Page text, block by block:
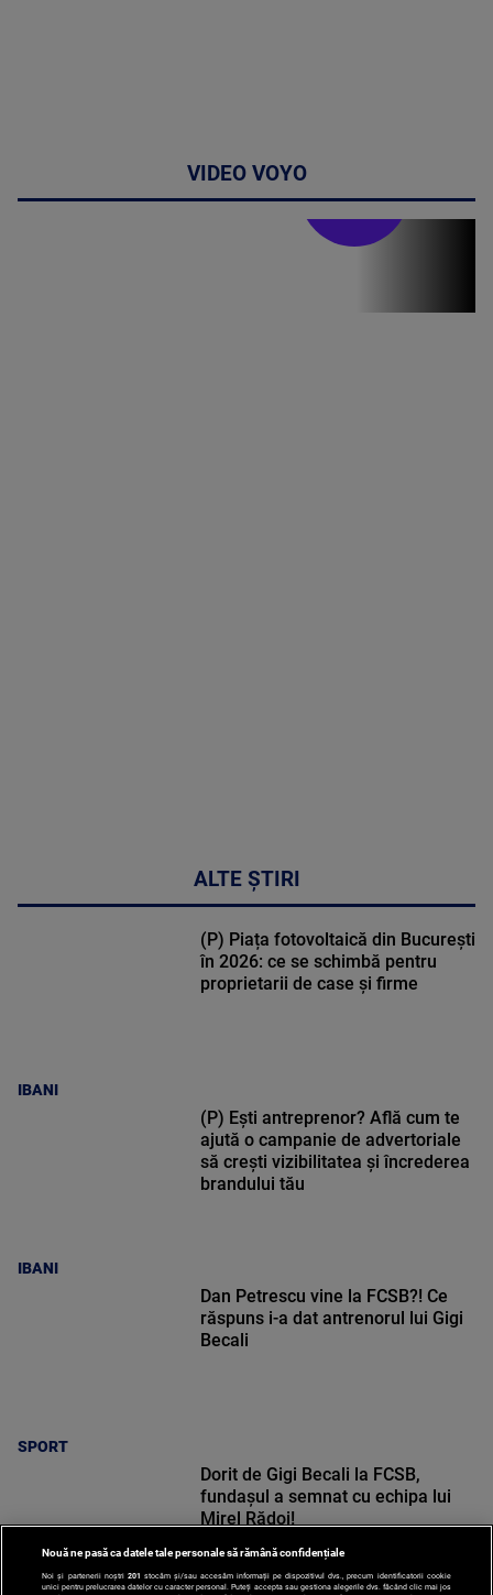
VIDEO VOYO
ALTE ȘTIRI
IBANI
(P) Piața fotovoltaică din București
în 2026: ce se schimbă pentru
proprietarii de case și firme
IBANI
(P) Ești antreprenor? Află cum te
ajută o campanie de advertoriale
să crești vizibilitatea și încrederea
brandului tău
SPORT
Dan Petrescu vine la FCSB?! Ce
răspuns i-a dat antrenorul lui Gigi
Becali
Dorit de Gigi Becali la FCSB,
fundașul a semnat cu echipa lui
Mirel Rădoi!
Nouă ne pasă ca datele tale personale să rămână confidențiale
Noi și partenerii noștri 201 stocăm și/sau accesăm informații pe dispozitivul dvs., precum identificatorii cookie
unici pentru prelucrarea datelor cu caracter personal. Puteți accepta sau gestiona alegerile dvs. făcând clic mai jos